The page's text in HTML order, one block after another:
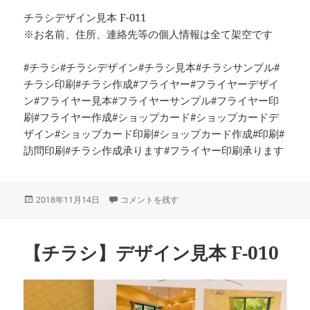
チラシデザイン見本 F-011
※お名前、住所、連絡先等の個人情報は全て架空です
#チラシ#チラシデザイン#チラシ見本#チラシサンプル#
チラシ印刷#チラシ作成#フライヤー#フライヤーデザイ
ン#フライヤー見本#フライヤーサンプル#フライヤー印
刷#フライヤー作成#ショップカード#ショップカードデ
ザイン#ショップカード印刷#ショップカード作成#印刷#
訪問印刷#チラシ作成承ります#フライヤー印刷承ります
投
2018年11月14日 【チラシ】デザイン見本 F-011 に
コメントを残す
【チラシ】デザイン見本 F-010